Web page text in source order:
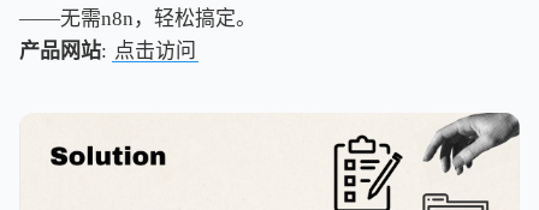
——无需n8n，轻松搞定。
产品网站: 点击访问